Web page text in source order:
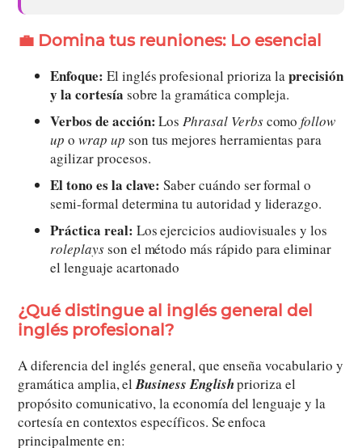
💼 Domina tus reuniones: Lo esencial
Enfoque: El inglés profesional prioriza laprecisión
y la cortesía sobre la gramática compleja.
Verbos de acción:LosPhrasal Verbscomofollow
up owrap up son tus mejores herramientas para
agilizar procesos.
El tono es la clave: Saber cuándo ser formal o
semi-formal determina tu autoridad y liderazgo.
Práctica real: Los ejercicios audiovisuales y los
roleplaysson el método más rápido para eliminar
el lenguaje acartonado
¿Qué distingue al inglés general del
inglés profesional?
A diferencia del inglés general, que enseña vocabulario y
gramática amplia, elBusiness Englishprioriza el
propósito comunicativo, la economía del lenguaje y la
cortesía en contextos específicos. Se enfoca
principalmente en: